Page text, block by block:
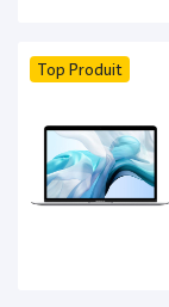
Top Produit